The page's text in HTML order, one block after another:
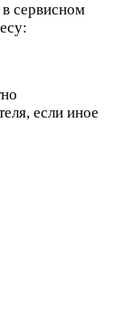
сервисном
если иное